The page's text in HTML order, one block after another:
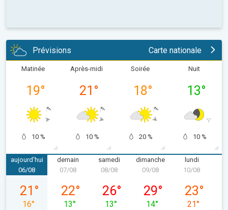
Prévisions Carte nationale
Matinée
19°
10 %
Après-midi
21 °
10 %
Soirée
18°
20 %
Nuit
13°
10 %
aujourd'hui
jeudi 06/08
06/08
21 °
16°
demain
vendredi 07/08
07/08
22°
13°
samedi
08/08
26°
13°
dimanche
dimanche 09/08
09/08
29°
14°
lundi
10/08
23°
21°